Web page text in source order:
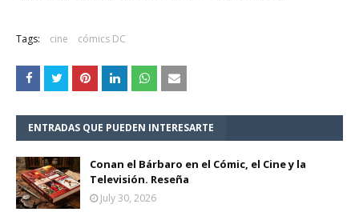
Tags: cine cómics DC
ENTRADAS QUE PUEDEN INTERESARTE
Conan el Bárbaro en el Cómic, el Cine y la
Televisión. Reseña
July 30, 2026